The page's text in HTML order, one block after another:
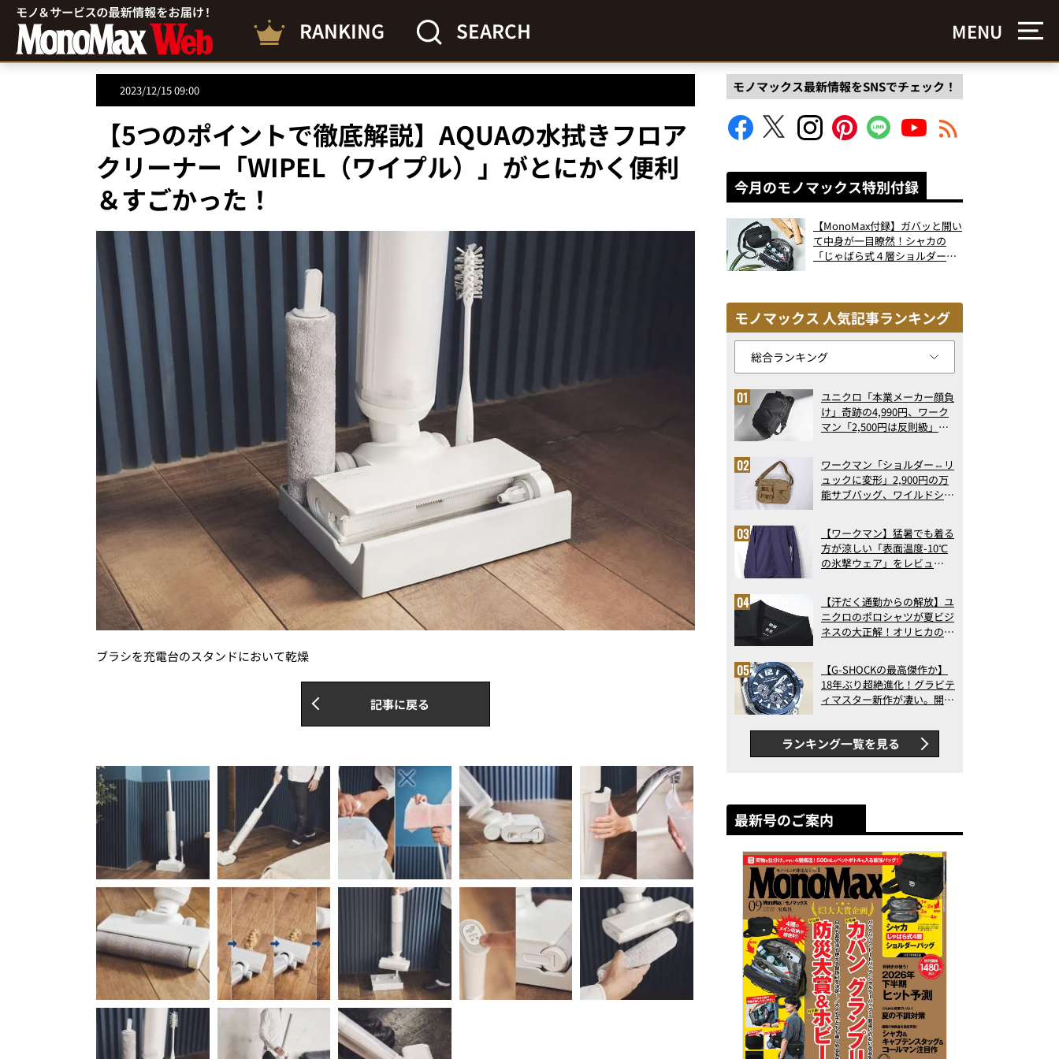
RANKING SEARCH MENU
2023/12/15 09:00
【5つのポイントで徹底解説】AQUAの水拭きフロア
クリーナー「WIPEL（ワイプル）」がとにかく便利
＆すごかった！
ブラシを充電台のスタンドにおいて乾燥
記事に戻る
モノマックス最新情報をSNSでチェック！
今月のモノマックス特別付録
【MonoMax付録】ガバッと開い
て中身が一目瞭然！シャカの
「じゃばら式４層ショルダーバ
モノマックス 人気記事ランキング
ユニクロ「本業メーカー顔負
け」奇跡の4,990円、ワーク
マン「2,500円は反則級」凄
ト3】（2026年6月版）
ワークマン「ショルダー⇔リ
ュックに変形」2,900円の万
能サブバッグ、ワイルドシン
記事ランキングベスト3】
（2026年6月版）
【ワークマン】猛暑でも着る
方が涼しい「表面温度-10℃
の氷撃ウェア」をレビュ
【汗だく通勤からの解放】ユ
ニクロのポロシャツが夏ビジ
ネスの大正解！オリヒカの透
アの実力
【G-SHOCKの最高傑作か】
18年ぶり超絶進化！グラビテ
ィマスター新作が凄い。開発
新ムーブメントの衝撃
ランキング一覧を見る
最新号のご案内